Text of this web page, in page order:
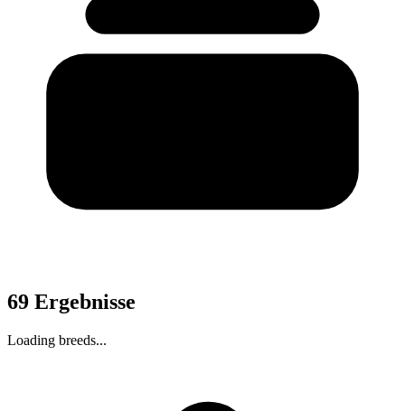
69 Ergebnisse
Loading breeds...